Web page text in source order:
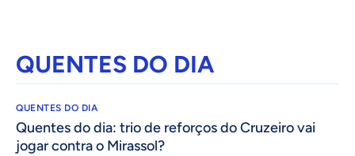
QUENTES DO DIA
QUENTES DO DIA
Quentes do dia: trio de reforços do Cruzeiro vai
jogar contra o Mirassol?